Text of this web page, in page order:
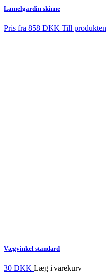
Lamelgardin skinne
Pris fra 858 DKK Till produkten
Vægvinkel standard
30 DKK Læg i varekurv